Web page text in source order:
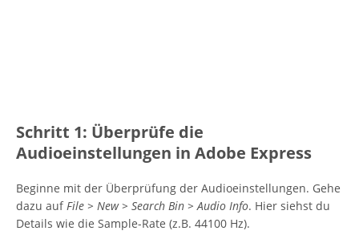
Schritt 1: Überprüfe die
Audioeinstellungen in Adobe Express
Beginne mit der Überprüfung der Audioeinstellungen. Gehe
dazu aufFile > New > Search Bin > Audio Info. Hier siehst du
Details wie die Sample-Rate (z.B. 44100 Hz).